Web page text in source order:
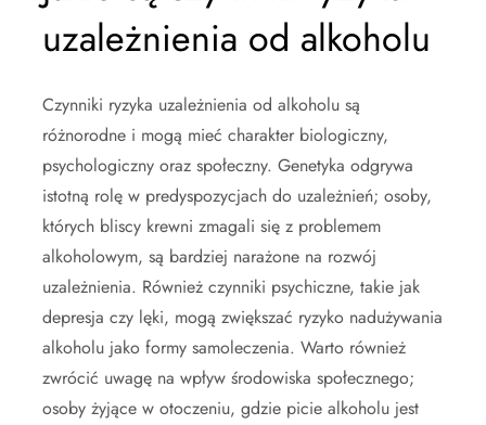
uzależnienia od alkoholu
Czynniki ryzyka uzależnienia od alkoholu są
różnorodne i mogą mieć charakter biologiczny,
psychologiczny oraz społeczny. Genetyka odgrywa
istotną rolę w predyspozycjach do uzależnień; osoby,
których bliscy krewni zmagali się z problemem
alkoholowym, są bardziej narażone na rozwój
uzależnienia. Również czynniki psychiczne, takie jak
depresja czy lęki, mogą zwiększać ryzyko nadużywania
alkoholu jako formy samoleczenia. Warto również
zwrócić uwagę na wpływ środowiska społecznego;
osoby żyjące w otoczeniu, gdzie picie alkoholu jest